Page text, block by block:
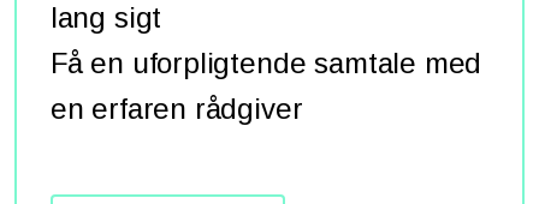
lang sigt
Få en uforpligtende samtale med
en erfaren rådgiver